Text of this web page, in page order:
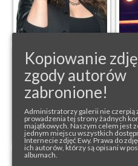
Kopiowanie
zgody autorów
zabronione!
Administratorzy galerii nie czerpią
prowadzenia tej strony żadnych
majątkowych. Naszym celem jest
jednym miejscu wszystkich
Internecie zdjęć Ewy. Prawa do
ich autorów, którzy są opisani w
albumach.